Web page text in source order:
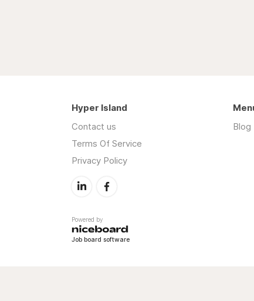
Hyper Island
Contact us
Terms Of Service
Privacy Policy
Powered by
Job board software
Blog